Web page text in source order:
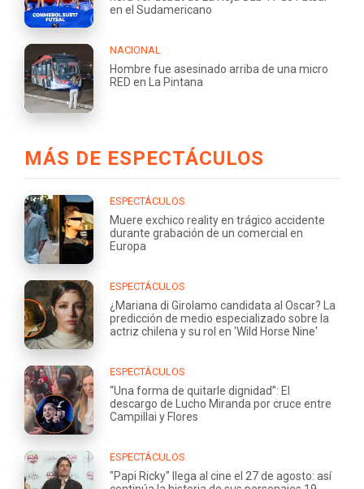
en el Sudamericano
NACIONAL
Hombre fue asesinado arriba de una micro
RED en La Pintana
MÁS DE ESPECTÁCULOS
ESPECTÁCULOS
Muere exchico reality en trágico accidente
durante grabación de un comercial en
Europa
ESPECTÁCULOS
¿Mariana di Girolamo candidata al Oscar? La
predicción de medio especializado sobre la
actriz chilena y su rol en 'Wild Horse Nine'
ESPECTÁCULOS
“Una forma de quitarle dignidad”: El
descargo de Lucho Miranda por cruce entre
Campillai y Flores
ESPECTÁCULOS
"Papi Ricky" llega al cine el 27 de agosto: así